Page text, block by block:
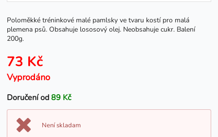
Poloměkké tréninkové malé pamlsky ve tvaru kostí pro malá
plemena psů. Obsahuje lososový olej. Neobsahuje cukr. Balení
200g.
73 Kč
Vyprodáno
Doručení od89 Kč
Není skladam